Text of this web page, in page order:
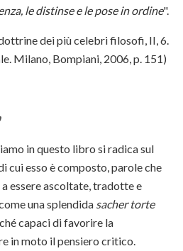
le distinse e le pose in ordine".
dei più celebri filosofi, II, 6.
Milano, Bompiani, 2006, p. 151)
in questo libro si radica sul
cui esso è composto, parole che
essere ascoltate, tradotte e
una splendida sacher torte
capaci di favorire la
in moto il pensiero critico.